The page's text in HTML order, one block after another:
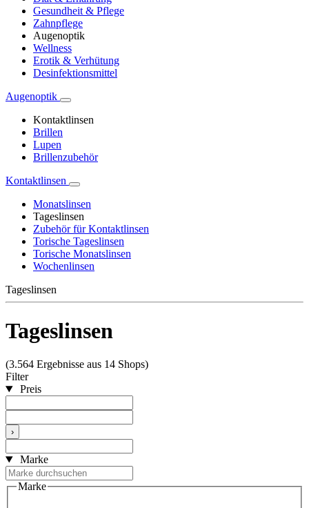
Gesundheit & Pflege
Zahnpflege
Augenoptik
Wellness
Erotik & Verhütung
Desinfektionsmittel
Augenoptik
Kontaktlinsen
Brillen
Lupen
Brillenzubehör
Kontaktlinsen
Monatslinsen
Tageslinsen
Zubehör für Kontaktlinsen
Torische Tageslinsen
Torische Monatslinsen
Wochenlinsen
Tageslinsen
Tageslinsen
(3.564 Ergebnisse aus 14 Shops)
Filter
Preis
›
Marke
Marke